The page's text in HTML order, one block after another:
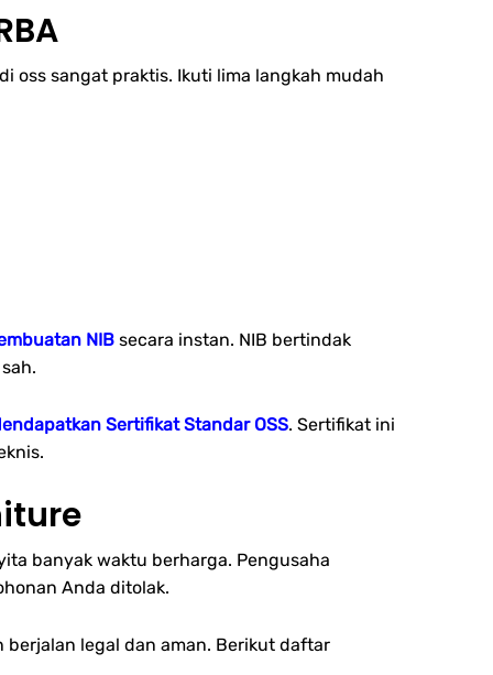
oss sangat praktis. Ikuti lima langkah mudah
NIB secara instan. NIB bertindak
Sertifikat Standar OSS. Sertifikat ini
banyak waktu berharga. Pengusaha
Anda ditolak.
berjalan legal dan aman. Berikut daftar